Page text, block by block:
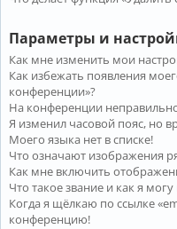
Параметры и
Как мне изменить мои
Как избежать появления
конференции»?
На конференции
Я изменил часовой пояс, но
Моего языка нет в списке!
Что означают изображения
Как мне включить
Что такое звание и как я
Когда я щёлкаю по ссылке
конференцию!